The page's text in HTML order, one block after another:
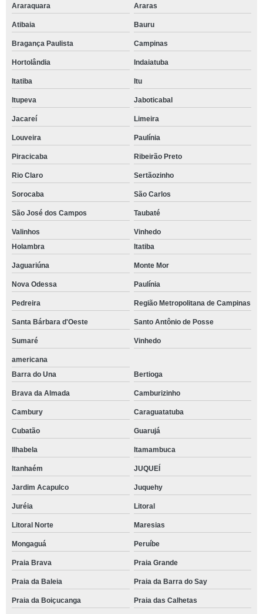
Araraquara Araras
Atibaia Bauru
Bragança Paulista Campinas
Hortolândia Indaiatuba
Itatiba Itu
Itupeva Jaboticabal
Jacareí Limeira
Louveira Paulínia
Piracicaba Ribeirão Preto
Rio Claro Sertãozinho
Sorocaba São Carlos
São José dos Campos Taubaté
Valinhos
Vinhedo
Holambra
Itatiba
Jaguariúna Monte Mor
Nova Odessa Paulínia
Pedreira Região Metropolitana de Campinas
Santa Bárbara d'Oeste Santo Antônio de Posse
Sumaré Vinhedo
americana
Barra do Una
Bertioga
Brava da Almada Camburizinho
Cambury Caraguatatuba
Cubatão Guarujá
Ilhabela Itamambuca
Itanhaém JUQUEÍ
Jardim Acapulco Juquehy
Juréia Litoral
Litoral Norte Maresias
Mongaguá Peruíbe
Praia Brava Praia Grande
Praia da Baleia Praia da Barra do Say
Praia da Boiçucanga Praia das Calhetas